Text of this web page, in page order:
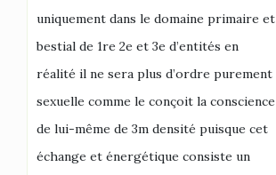
uniquement dans le domaine primaire et
bestial de 1re 2e et 3e d’entités en
réalité il ne sera plus d’ordre purement
sexuelle comme le conçoit la conscience
de lui-même de 3m densité puisque cet
échange et énergétique consiste un